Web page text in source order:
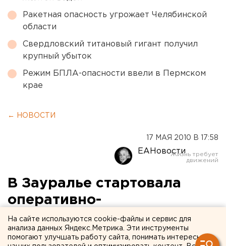
Ракетная опасность угрожает Челябинской
области
Свердловский титановый гигант получил
крупный убыток
Режим БПЛА-опасности ввели в Пермском
крае
← НОВОСТИ
17 МАЯ 2010 В 17:58
ЕАНовости
В Зауралье стартовала
оперативно-
профилактическая
операция «Мак»
На сайте используются cookie-файлы и сервис для
анализа данных Яндекс.Метрика. Эти инструменты
помогают улучшать работу сайта, понимать интересы